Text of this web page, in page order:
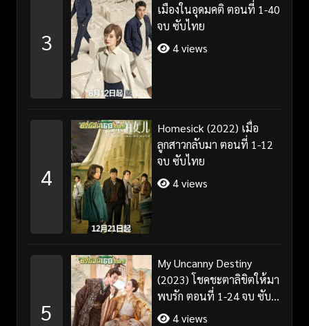
3
เมืองในอุดมคติ ตอนที่ 1-40
จบ ซับไทย
4 views
4
Homesick (2022) เมื่อ
ลูกสาวกลับมา ตอนที่ 1-12
จบ ซับไทย
4 views
5
My Uncanny Destiny
(2023) โชคชะตาลิขิตให้มา
พบรัก ตอนที่ 1-24 จบ ซับ
ไทย/พากย์ไทย
4 views